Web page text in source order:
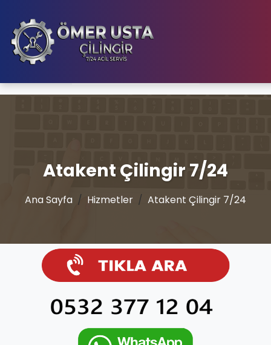
Atakent Çilingir 7/24
Ana Sayfa Hizmetler Atakent Çilingir 7/24